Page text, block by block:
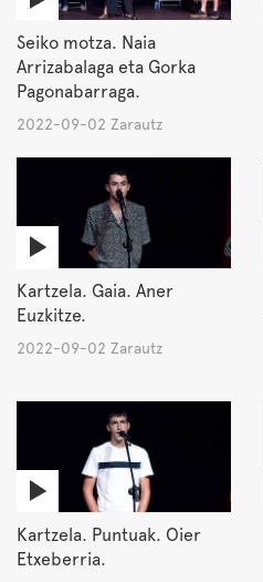
Seiko motza. Naia
Arrizabalaga eta Gorka
Pagonabarraga.
2022-09-02 Zarautz
Kartzela. Gaia. Aner
Euzkitze.
2022-09-02 Zarautz
Kartzela. Puntuak. Oier
Etxeberria.